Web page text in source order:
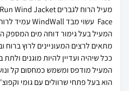
מתאים לרצים המעוניינים לרוץ ברוח
הוא בעל פתחי שרוולים עם גומי